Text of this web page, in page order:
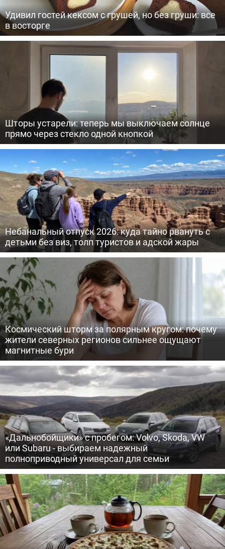
Удивил гостей кексом с грушей, но без груши: все
в восторге
Шторы устарели: теперь мы выключаем солнце
прямо через стекло одной кнопкой
Небанальный отпуск 2026: куда тайно рвануть с
детьми без виз, толп туристов и адской жары
Космический шторм за полярным кругом: почему
жители северных регионов сильнее ощущают
магнитные бури
«Дальнобойщики» с пробегом: Volvo, Skoda, VW
или Subaru - выбираем надежный
полноприводный универсал для семьи